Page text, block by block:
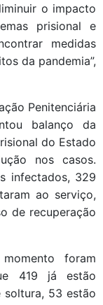
o impacto
prisional e
medidas
da pandemia”,
Penitenciária
balanço da
do Estado
nos casos.
infectados, 329
ao serviço,
de recuperação
foram
419 já estão
soltura, 53 estão